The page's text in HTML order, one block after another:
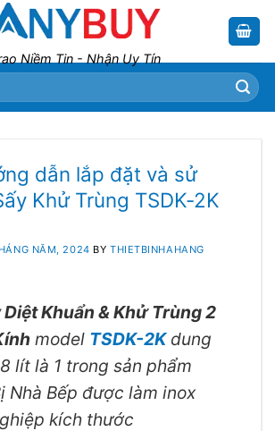
Niềm Tin - Nhận Uy Tín
dẫn lắp đặt và sử
Khử Trùng TSDK-2K
NĂM, 2024 BY THIETBINHAHANG
Diệt Khuẩn & Khử Trùng 2
model TSDK-2Kdung
lít là 1 trong sản phẩm
Nhà Bếp được làm inox
kích thước